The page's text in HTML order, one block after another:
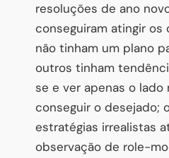
resoluções de ano
conseguiram atingir os
não tinham um plano
outros tinham
se e ver apenas o lado
conseguir o desejado;
estratégias irrealistas
observação de role-